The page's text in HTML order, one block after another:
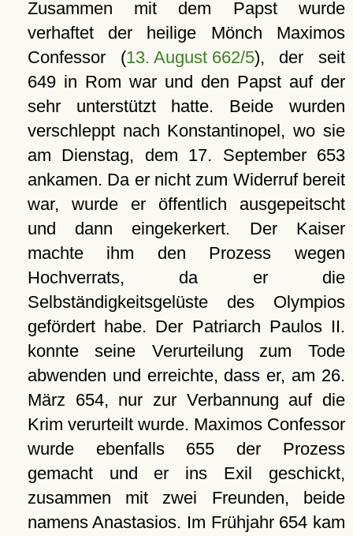
Zusammen mit dem Papst wurde
verhaftet der heilige Mönch Maximos
Confessor (13. August 662/5), der seit
649 in Rom war und den Papst auf der
sehr unterstützt hatte. Beide wurden
verschleppt nach Konstantinopel, wo sie
am Dienstag, dem 17. September 653
ankamen. Da er nicht zum Widerruf bereit
war, wurde er öffentlich ausgepeitscht
und dann eingekerkert. Der Kaiser
machte ihm den Prozess wegen
Hochverrats, da er die
Selbständigkeitsgelüste des Olympios
gefördert habe. Der Patriarch Paulos II.
konnte seine Verurteilung zum Tode
abwenden und erreichte, dass er, am 26.
März 654, nur zur Verbannung auf die
Krim verurteilt wurde. Maximos Confessor
wurde ebenfalls 655 der Prozess
gemacht und er ins Exil geschickt,
zusammen mit zwei Freunden, beide
namens Anastasios. Im Frühjahr 654 kam